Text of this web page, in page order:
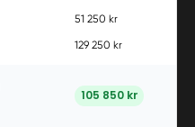
51 250 kr
129 250 kr
105 850 kr